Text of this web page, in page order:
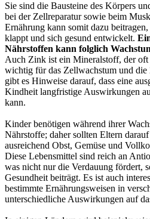
Sie sind die Bausteine des Körpers
bei der Zellreparatur sowie beim
Ernährung kann somit dazu
klappt und sich gesund entwickelt.
Nährstoffen kann folglich
Auch Zink ist ein Mineralstoff, der oft
wichtig für das Zellwachstum und
gibt es Hinweise darauf, dass eine
Kindheit langfristige Auswirkungen
kann.
Kinder benötigen während ihrer
Nährstoffe; daher sollten Eltern
ausreichend Obst, Gemüse und
Diese Lebensmittel sind reich an
was nicht nur die Verdauung fördert,
Gesundheit beiträgt. Es ist auch
bestimmte Ernährungsweisen in
unterschiedliche Auswirkungen auf